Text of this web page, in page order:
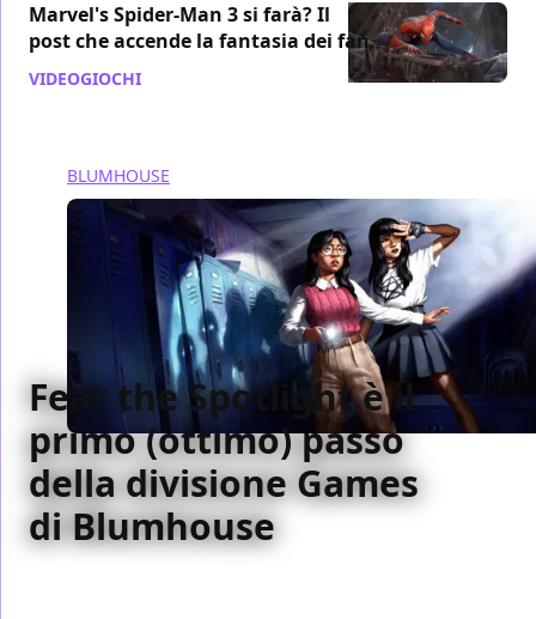
Marvel's Spider-Man 3 si farà? Il
post che accende la fantasia dei fan
VIDEOGIOCHI
BLUMHOUSE
Fear the Spotlight è il
primo (ottimo) passo
della divisione Games
di Blumhouse